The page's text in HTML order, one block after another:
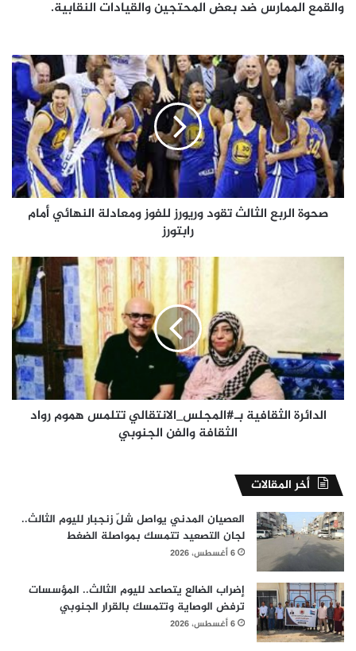
والقمع الممارس ضد بعض المحتجين والقيادات النقابية.
صحوة
الربع
الثالث
تقود
وريورز
للفوز
ومعادلة
النهائي
أمام
رابتورزصحوة الربع الثالث تقود وريورز للفوز ومعادلة النهائي أمام
رابتورز
رواد
الثقافة
والفن
الجنوبي
الدائرة الثقافية بـ#المجلس_الانتقالي تتلمس هموم رواد
الثقافة والفن الجنوبي
أخر المقالات
العصيان المدني يواصل شلّ زنجبار لليوم الثالث..
لجان التصعيد تتمسك بمواصلة الضغط
6 أغسطس، 2026
إضراب الضالع يتصاعد لليوم الثالث.. المؤسسات
ترفض الوصاية وتتمسك بالقرار الجنوبي
6 أغسطس، 2026